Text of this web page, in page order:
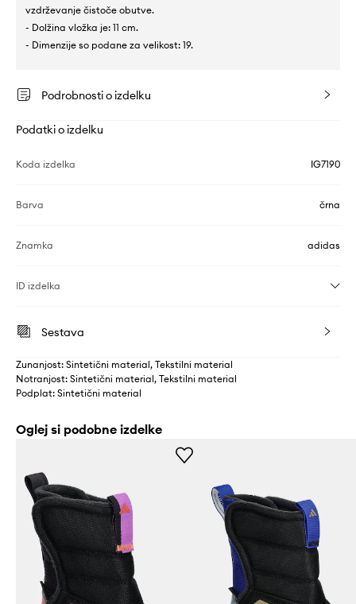
vzdrževanje čistoče obutve.
- Dolžina vložka je: 11 cm.
- Dimenzije so podane za velikost: 19.
Podrobnosti o izdelku
Podatki o izdelku
Koda izdelka IG7190
Barva črna
Znamka adidas
ID izdelka
Sestava
Zunanjost: Sintetični material, Tekstilni material
Notranjost: Sintetični material, Tekstilni material
Podplat: Sintetični material
Oglej si podobne izdelke